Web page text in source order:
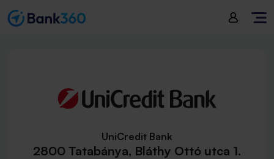
UniCredit Bank
2800 Tatabánya, Bláthy Ottó utca 1.